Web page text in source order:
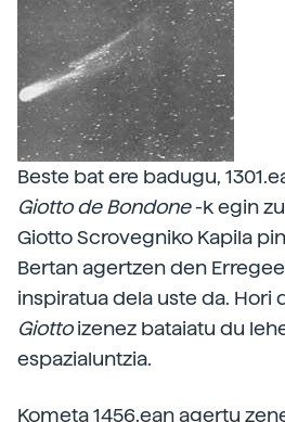
Beste bat ere badugu,
Giotto de Bondone-k egin
Giotto Scrovegniko Kapila
Bertan agertzen den
inspiratua dela uste da. Hori
Giottoizenez bataiatu du
espazialuntzia.
Kometa 1456.ean agertu